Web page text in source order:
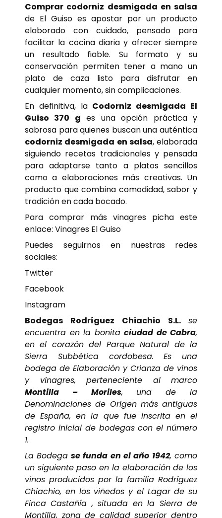
Comprar codorniz desmigada en salsa
de El Guiso es apostar por un producto
elaborado con cuidado, pensado para
facilitar la cocina diaria y ofrecer siempre
un resultado fiable. Su formato y su
conservación permiten tener a mano un
plato de caza listo para disfrutar en
cualquier momento, sin complicaciones.
En definitiva, la Codorniz desmigada El
Guiso 370 g es una opción práctica y
sabrosa para quienes buscan una auténtica
codorniz desmigada en salsa, elaborada
siguiendo recetas tradicionales y pensada
para adaptarse tanto a platos sencillos
como a elaboraciones más creativas. Un
producto que combina comodidad, sabor y
tradición en cada bocado.
Para comprar más vinagres picha este
enlace: Vinagres El Guiso
Puedes seguirnos en nuestras redes
sociales:
Twitter
Facebook
Instagram
Bodegas Rodríguez Chiachio S.L. se
encuentra en la bonita ciudad de Cabra,
en el corazón del Parque Natural de la
Sierra Subbética cordobesa. Es una
bodega de Elaboración y Crianza de vinos
y vinagres, perteneciente al marco
Montilla – Moriles, una de la
Denominaciones de Origen más antiguas
de España, en la que fue inscrita en el
registro inicial de bodegas con el número
1.
La Bodega se funda en el año 1942, como
un siguiente paso en la elaboración de los
vinos producidos por la familia Rodríguez
Chiachio, en los viñedos y el Lagar de su
Finca Castañía , situada en la Sierra de
Montilla, zona de calidad superior dentro